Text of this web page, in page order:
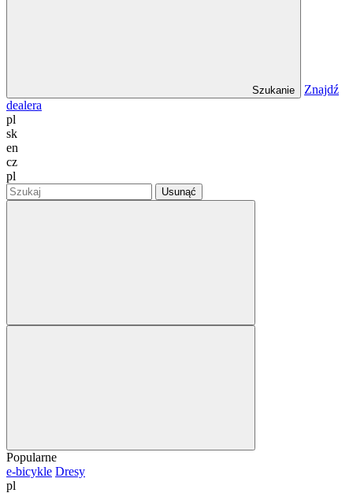
Szukanie
Znajdź
dealera
pl
sk
en
cz
pl
Usunąć
Popularne
e-bicykle Dresy
pl